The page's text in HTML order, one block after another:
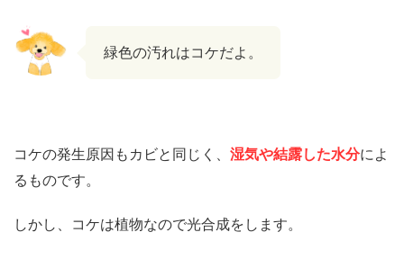
緑色の汚れはコケだよ。
コケの発生原因もカビと同じく、 湿気や結露した水分によ
るものです。
しかし、コケは植物なので光合成をします。